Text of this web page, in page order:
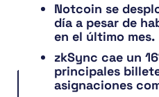
Notcoin se
día a pesar de
en el último mes.
zkSync cae un
principales
asignaciones